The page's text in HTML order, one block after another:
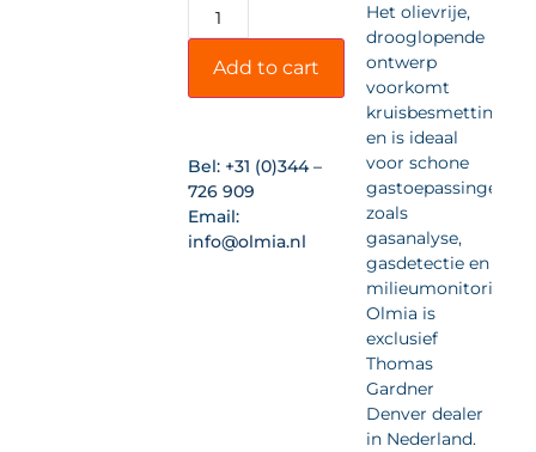
Add to cart
Bel: +31 (0)344 –
726 909
Email:
info@olmia.nl
Het olievrije,
drooglopende
ontwerp
voorkomt
kruisbesmetting
en is ideaal
voor schone
gastoepassingen
zoals
gasanalyse,
gasdetectie en
milieumonitoring.
Olmia is
exclusief
Thomas
Gardner
Denver dealer
in Nederland.